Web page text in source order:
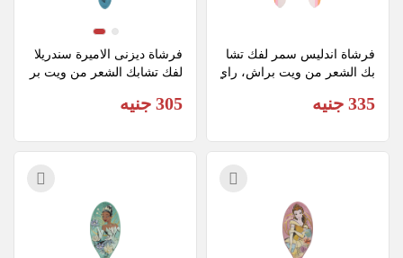
فرشاة اندليس سمر لفك تشا
بك الشعر من ويت براش، راي
335 جنيه
لفك تشابك الشعر من ويت بر
305 جنيه